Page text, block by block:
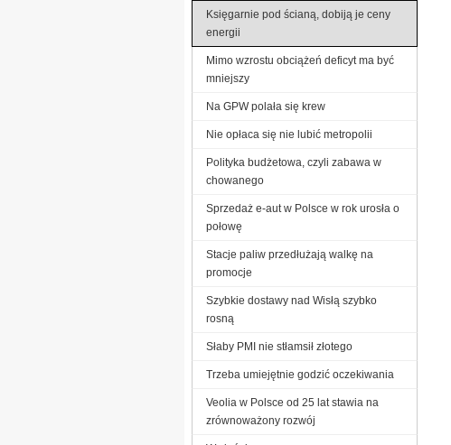
Księgarnie pod ścianą, dobiją je ceny
energii
Mimo wzrostu obciążeń deficyt ma być
mniejszy
Na GPW polała się krew
Nie opłaca się nie lubić metropolii
Polityka budżetowa, czyli zabawa w
chowanego
Sprzedaż e-aut w Polsce w rok urosła o
połowę
Stacje paliw przedłużają walkę na
promocje
Szybkie dostawy nad Wisłą szybko
rosną
Słaby PMI nie stłamsił złotego
Trzeba umiejętnie godzić oczekiwania
Veolia w Polsce od 25 lat stawia na
zrównoważony rozwój